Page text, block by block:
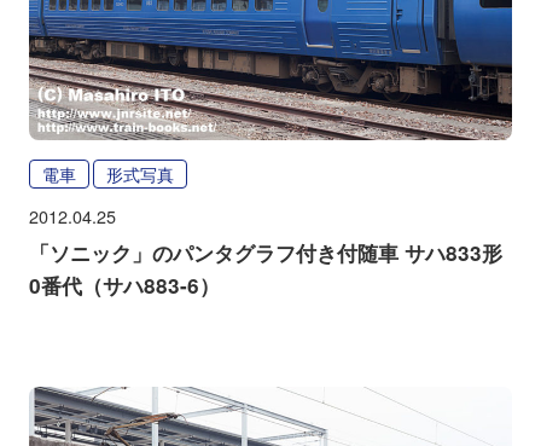
電車 形式写真
2012.04.25
「ソニック」のパンタグラフ付き付随車 サハ833形
0番代（サハ883-6）